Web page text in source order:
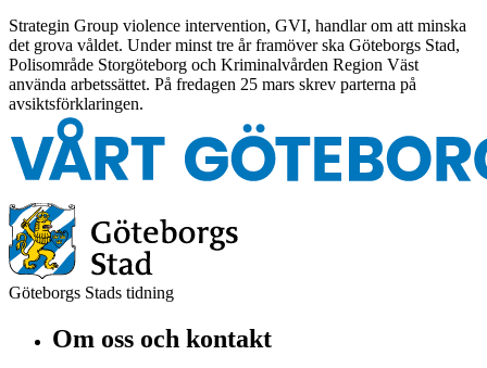
Strategin Group violence intervention, GVI, handlar om att minska
det grova våldet. Under minst tre år framöver ska Göteborgs Stad,
Polisområde Storgöteborg och Kriminalvården Region Väst
använda arbetssättet. På fredagen 25 mars skrev parterna på
avsiktsförklaringen.
Göteborgs Stads tidning
Om oss och kontakt